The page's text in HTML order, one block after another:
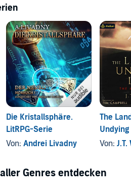
Die Kristallsphäre.
LitRPG-Serie
Von: Andrei Livadny
The
Von:
Genres entdecken